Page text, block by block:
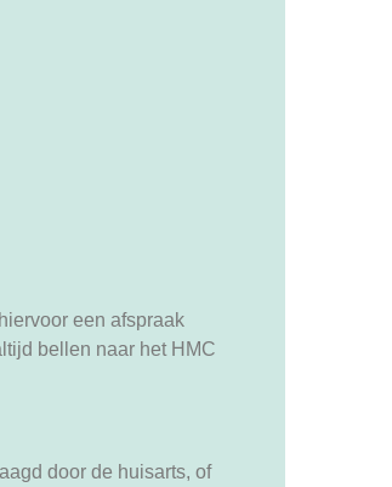
een afspraak
bellen naar het HMC
door de huisarts, of